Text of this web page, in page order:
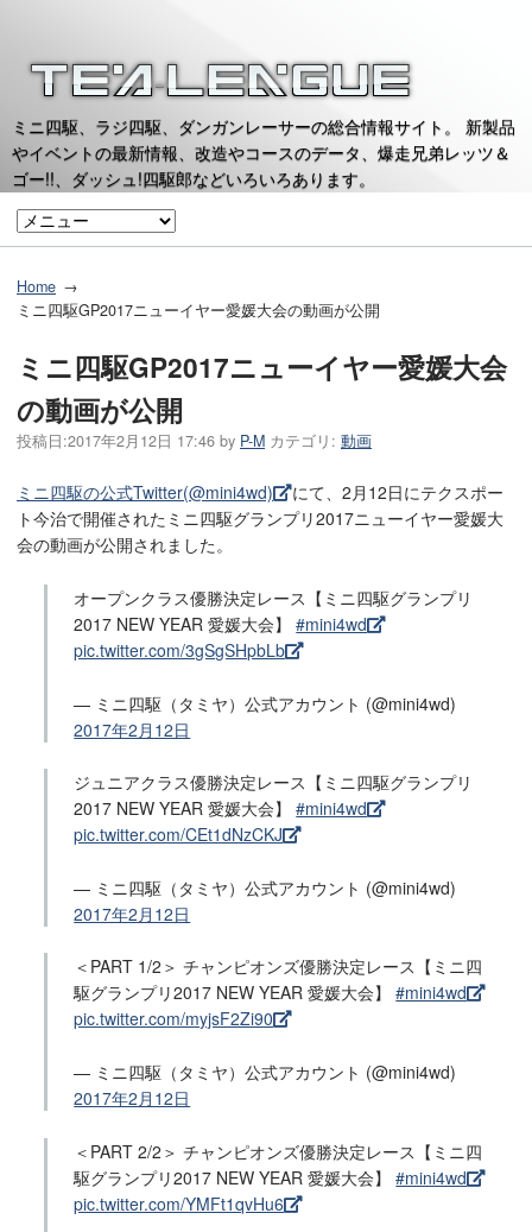
ミニ四駆、ラジ四駆、ダンガンレーサーの総合情報サイト。 新製品
やイベントの最新情報、改造やコースのデータ、爆走兄弟レッツ＆
ゴー!!、ダッシュ!四駆郎などいろいろあります。
Home
ミニ四駆GP2017ニューイヤー愛媛大会の動画が公開
ミニ四駆GP2017ニューイヤー愛媛大会
の動画が公開
投稿日:2017年2月12日 17:46 by P-M カテゴリ: 動画
ミニ四駆の公式Twitter(@mini4wd)
にて、2月12日にテクスポー
ト今治で開催されたミニ四駆グランプリ2017ニューイヤー愛媛大
会の動画が公開されました。
オープンクラス優勝決定レース【ミニ四駆グランプリ
2017 NEW YEAR 愛媛大会】#mini4wd
pic.twitter.com/3gSgSHpbLb
— ミニ四駆（タミヤ）公式アカウント (@mini4wd)
2017年2月12日
ジュニアクラス優勝決定レース【ミニ四駆グランプリ
2017 NEW YEAR 愛媛大会】#mini4wd
pic.twitter.com/CEt1dNzCKJ
— ミニ四駆（タミヤ）公式アカウント (@mini4wd)
2017年2月12日
＜PART 1/2＞ チャンピオンズ優勝決定レース【ミニ四
駆グランプリ2017 NEW YEAR 愛媛大会】#mini4wd
pic.twitter.com/myjsF2Zi90
— ミニ四駆（タミヤ）公式アカウント (@mini4wd)
2017年2月12日
＜PART 2/2＞ チャンピオンズ優勝決定レース【ミニ四
駆グランプリ2017 NEW YEAR 愛媛大会】#mini4wd
pic.twitter.com/YMFt1qvHu6